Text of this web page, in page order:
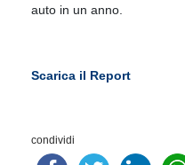
auto in un anno.
Scarica il Report
condividi